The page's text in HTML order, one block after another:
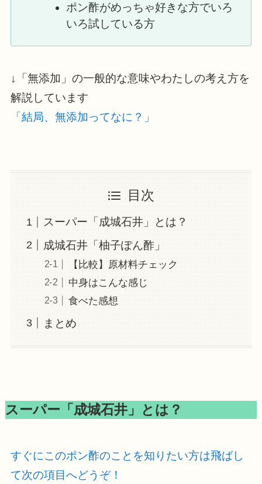
ポン酢がめっちゃ好きな方でいろ
いろ試している方
↓「無添加」の一般的な意味やわたしの考え方を
解説しています
「結局、無添加ってなに？」
目次
スーパー「成城石井」とは？
成城石井「柚子ぽん酢」
【比較】原材料チェック
中身はこんな感じ
食べた感想
まとめ
スーパー「成城石井」とは？
すぐにこのポン酢のことを知りたい方は飛ばし
て次の項目へどうぞ！